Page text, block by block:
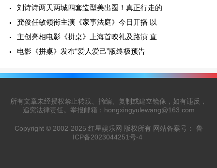
刘诗诗两天两城四套造型美出圈！真正行走的
龚俊任敏领衔主演《家事法庭》今日开播 以
主创亮相电影《拼桌》上海首映礼及路演 直
电影《拼桌》发布“爱人爱己”版终极预告
所有文章未经授权禁止转载、摘编、复制或建立镜像，如有违反，
追究法律责任。举报邮箱：hongxingyulewang@163.com
Copyright © 2002-2025 红星娱乐网 版权所有 网站备案号：
鲁
ICP备2023044251号-4